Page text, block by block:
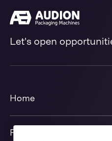
Let's open
Home
Produkte